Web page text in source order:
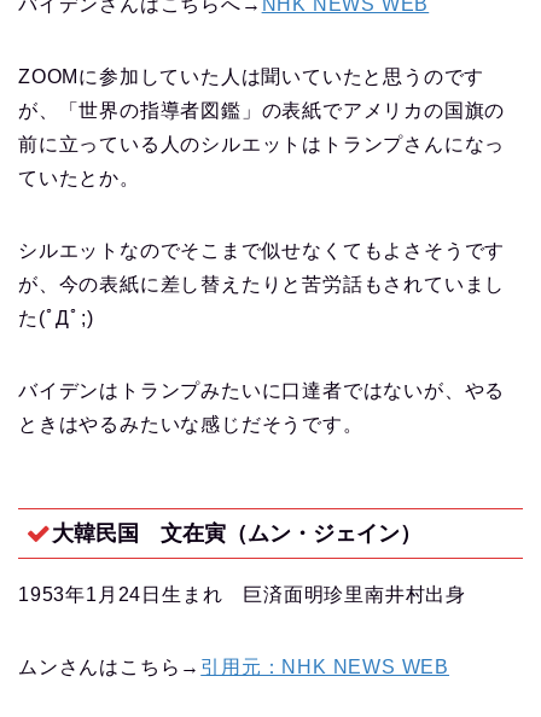
バイデンさんはこちらへ→ NHK NEWS WEB
ZOOMに参加していた人は聞いていたと思うのです
が、「世界の指導者図鑑」の表紙でアメリカの国旗の
前に立っている人のシルエットはトランプさんになっ
ていたとか。
シルエットなのでそこまで似せなくてもよさそうです
が、今の表紙に差し替えたりと苦労話もされていまし
た(ﾟДﾟ;)
バイデンはトランプみたいに口達者ではないが、やる
ときはやるみたいな感じだそうです。
大韓民国 文在寅（ムン・ジェイン）
1953年1月24日生まれ 巨済面明珍里南井村出身
ムンさんはこちら→ 引用元：NHK NEWS WEB